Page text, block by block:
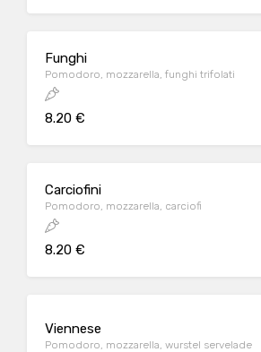
Funghi
Pomodoro, mozzarella, funghi trifolati
8.20 €
Carciofini
Pomodoro, mozzarella, carciofi
8.20 €
Viennese
Pomodoro, mozzarella, wurstel servelade